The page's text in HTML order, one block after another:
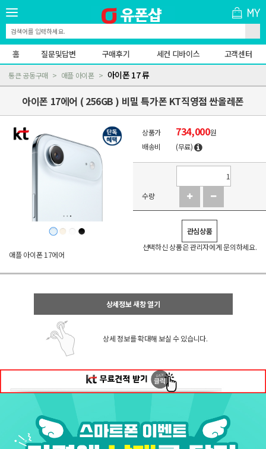
홈 질문및답변 구매후기 세컨 디바이스 고객센터
통큰 공동구매 애플 아이폰 아이폰 17 류
아이폰 17에어 ( 256GB ) 비밀 특가폰 KT직영점 싼올레폰
애플 아이폰 17에어
상품가 734,000원
배송비
(무료)
수량
관심상품
선택하신 상품은 관리자에게 문의하세요.
상세정보 새창 열기
상세 정보를 확대해 보실 수 있습니다.